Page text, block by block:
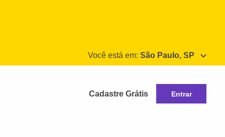
Você está em: São Paulo, SP
Cadastre Grátis Entrar